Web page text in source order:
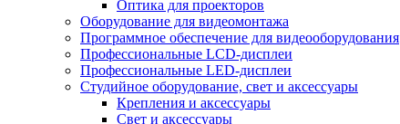
Оптика для проекторов
Оборудование для видеомонтажа
Программное обеспечение для видеооборудования
Профессиональные LCD-дисплеи
Профессиональные LED-дисплеи
Студийное оборудование, свет и аксессуары
Крепления и аксессуары
Свет и аксессуары